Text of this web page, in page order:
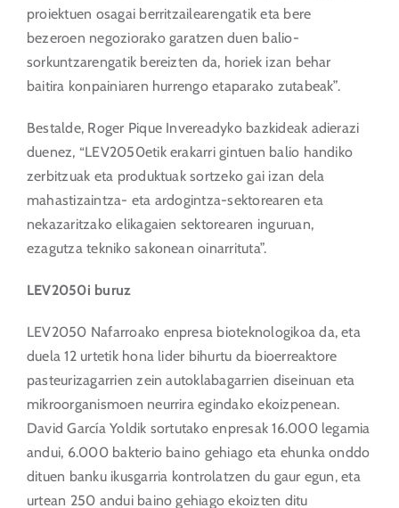
proiektuen osagai berritzailearengatik eta bere
bezeroen negoziorako garatzen duen balio-
sorkuntzarengatik bereizten da, horiek izan behar
baitira konpainiaren hurrengo etaparako zutabeak”.
Bestalde, Roger Pique Invereadyko bazkideak adierazi
duenez, “LEV2050etik erakarri gintuen balio handiko
zerbitzuak eta produktuak sortzeko gai izan dela
mahastizaintza- eta ardogintza-sektorearen eta
nekazaritzako elikagaien sektorearen inguruan,
ezagutza tekniko sakonean oinarrituta”.
LEV2050i buruz
LEV2050 Nafarroako enpresa bioteknologikoa da, eta
duela 12 urtetik hona lider bihurtu da bioerreaktore
pasteurizagarrien zein autoklabagarrien diseinuan eta
mikroorganismoen neurrira egindako ekoizpenean.
David García Yoldik sortutako enpresak 16.000 legamia
andui, 6.000 bakterio baino gehiago eta ehunka onddo
dituen banku ikusgarria kontrolatzen du gaur egun, eta
urtean 250 andui baino gehiago ekoizten ditu